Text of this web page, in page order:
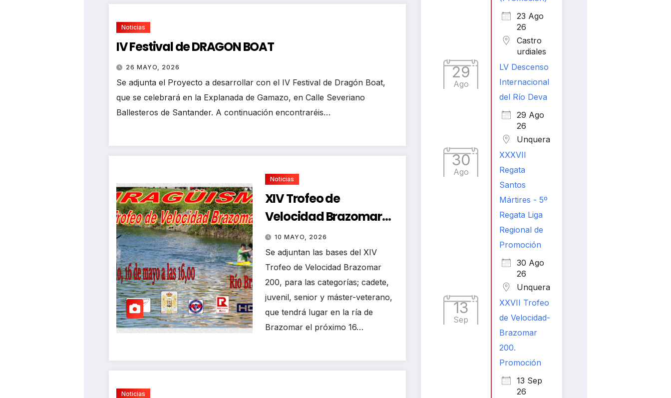
Noticias
IV Festival de DRAGON BOAT
26 MAYO, 2026
Se adjunta el Proyecto a desarrollar con el IV Festival de Dragón Boat,
que se celebrará en la Explanada de Gamazo, en Calle Severiano
Ballesteros de Santander. A continuación encontraréis…
Noticias
XIV Trofeo de
Velocidad Brazomar
20010 MAYO, 2026
Se adjuntan las bases del XIV
Trofeo de Velocidad Brazomar
200, para las categorías; cadete,
juvenil, senior y máster-veterano,
que tendrá lugar en la ría de
Brazomar el próximo 16…
Noticias
23 Ago
26
Castro
urdiales
29
Ago
LV Descenso
Internacional
del Río Deva
29 Ago
26
Unquera
30
Ago
XXXVII
Regata
Santos
Mártires - 5º
Regata Liga
Regional de
Promoción
30 Ago
26
Unquera
13
Sep
XXVII Trofeo
de Velocidad-
Brazomar
200.
Promoción
13 Sep
26